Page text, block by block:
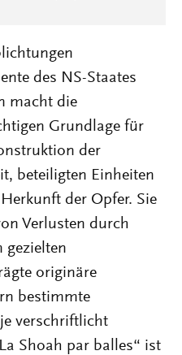
des NS-Staates
macht die
Grundlage für
der
beteiligten Einheiten
der Opfer. Sie
Verlusten durch
gezielten
originäre
bestimmte
verschriftlicht
Shoah par balles“ ist